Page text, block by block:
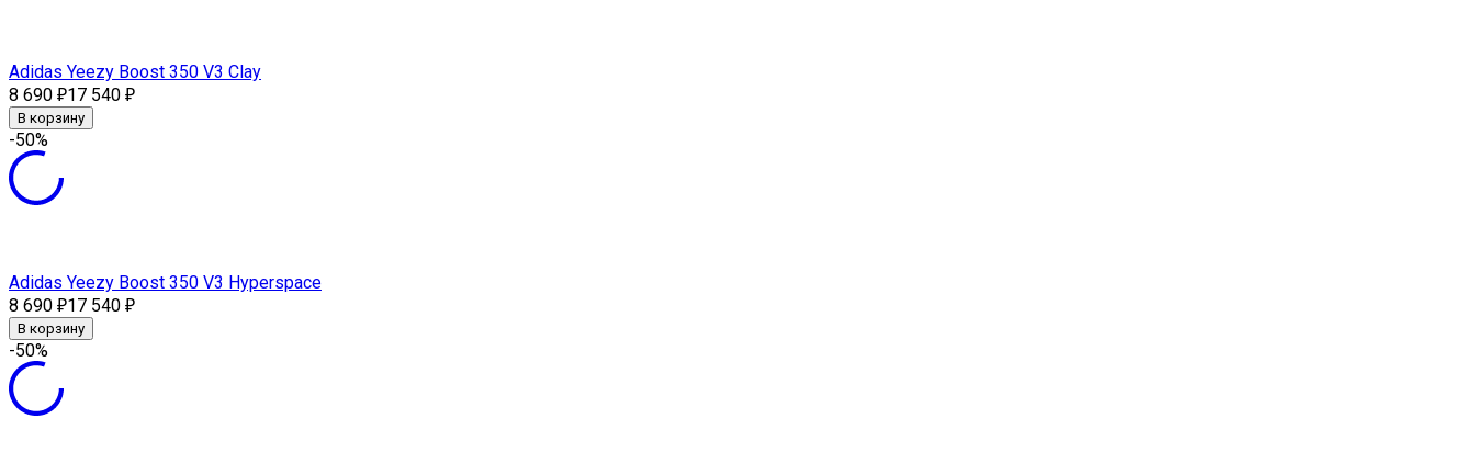
Adidas Yeezy Boost 350 V3 Clay
8 690 ₽17 540 ₽
В корзину
-50%
Adidas Yeezy Boost 350 V3 Hyperspace
8 690 ₽17 540 ₽
В корзину
-50%